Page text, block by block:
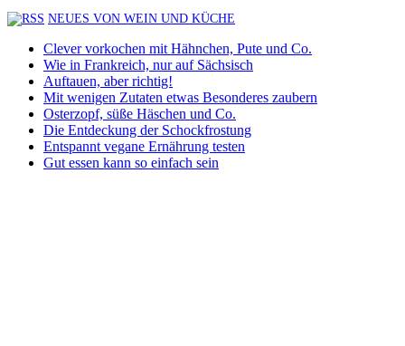
NEUES VON WEIN UND KÜCHE
Clever vorkochen mit Hähnchen, Pute und Co.
Wie in Frankreich, nur auf Sächsisch
Auftauen, aber richtig!
Mit wenigen Zutaten etwas Besonderes zaubern
Osterzopf, süße Häschen und Co.
Die Entdeckung der Schockfrostung
Entspannt vegane Ernährung testen
Gut essen kann so einfach sein